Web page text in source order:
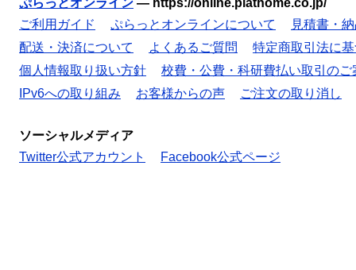
ご利用ガイド
ぷらっとオンラインについて
見積書・
配送・決済について
よくあるご質問
特定商取引法に
個人情報取り扱い方針
校費・公費・科研費払い取引のご
IPv6への取り組み
お客様からの声 ご注文の取り消し
ソーシャルメディア
Twitter公式アカウント
Facebook公式ページ